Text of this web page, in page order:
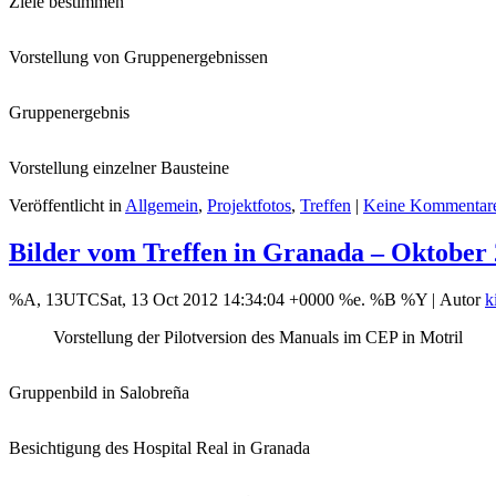
Vorstellung von Gruppenergebnissen
Gruppenergebnis
Vorstellung einzelner Bausteine
Veröffentlicht in Allgemein, Projektfotos, Treffen | Keine
Bilder vom Treffen in Granada – Oktober
%A, 13UTCSat, 13 Oct 2012 14:34:04 +0000 %e. %B %Y | Autor
Vorstellung der Pilotversion des Manuals im CEP in Motril
Gruppenbild in Salobreña
Besichtigung des Hospital Real in Granada